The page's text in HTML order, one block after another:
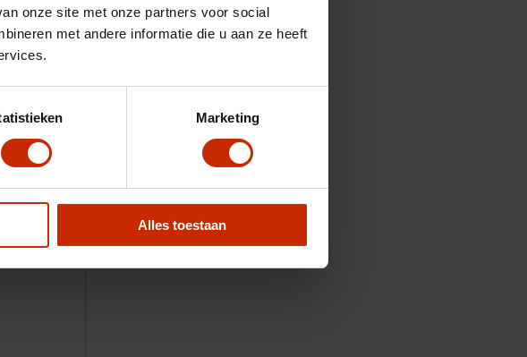
onze site met onze partners voor social
met andere informatie die u aan ze heeft
Marketing
Alles toestaan